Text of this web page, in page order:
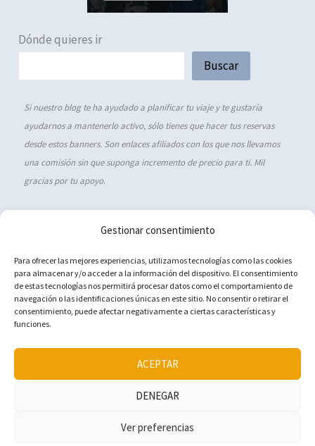
Gestionar consentimiento
Para ofrecer las mejores experiencias, utilizamos tecnologías como las cookies
para almacenar y/o acceder a la información del dispositivo. El consentimiento
de estas tecnologías nos permitirá procesar datos como el comportamiento de
navegación o las identificaciones únicas en este sitio. No consentir o retirar el
consentimiento, puede afectar negativamente a ciertas características y
funciones.
ACEPTAR
DENEGAR
Ver preferencias
Dónde quieres ir
Buscar
Si nuestro blog te ha ayudado a planificar tu viaje y te gustaría
ayudarnos a mantenerlo activo, sólo tienes que hacer tus reservas
desde estos banners. Son enlaces afiliados con los que nos llevamos
una comisión sin que suponga incremento de precio para ti. Mil
gracias por tu apoyo.
Política de cookies (UE)
Aviso Legal
Política de privacidad
Copyright © 2015-2025 Viajeros ¡a viajar!